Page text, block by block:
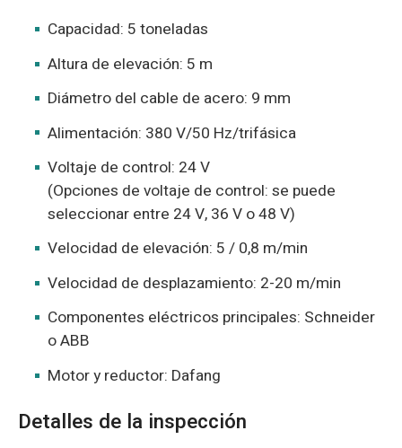
Capacidad: 5 toneladas
Altura de elevación: 5 m
Diámetro del cable de acero: 9 mm
Alimentación: 380 V/50 Hz/trifásica
Voltaje de control: 24 V
(Opciones de voltaje de control: se puede
seleccionar entre 24 V, 36 V o 48 V)
Velocidad de elevación: 5 / 0,8 m/min
Velocidad de desplazamiento: 2-20 m/min
Componentes eléctricos principales: Schneider
o ABB
Motor y reductor: Dafang
Detalles de la inspección